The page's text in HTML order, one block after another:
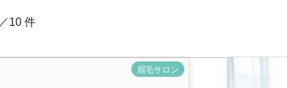
／10 件
眉毛サロン